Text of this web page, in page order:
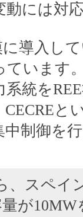
動には対
導入し
ています
統を
と
制御を
、スペイ
が